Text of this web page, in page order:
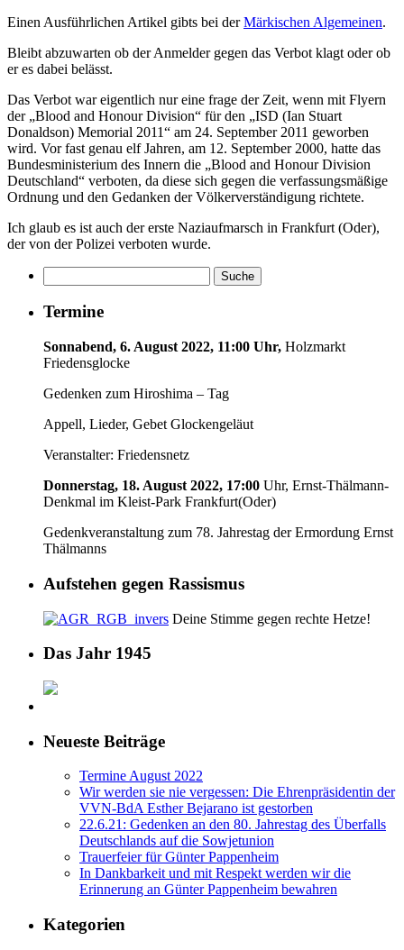
Einen Ausführlichen Artikel gibts bei derMärkischen Algemeinen.
Bleibt abzuwarten ob der Anmelder gegen das Verbot klagt oder ob
er es dabei belässt.
Das Verbot war eigentlich nur eine frage der Zeit, wenn mit Flyern
der „Blood and Honour Division“ für den „ISD (Ian Stuart
Donaldson) Memorial 2011“ am 24. September 2011 geworben
wird. Vor fast genau elf Jahren, am 12. September 2000, hatte das
Bundesministerium des Innern die „Blood and Honour Division
Deutschland“ verboten, da diese sich gegen die verfassungsmäßige
Ordnung und den Gedanken der Völkerverständigung richtete.
Ich glaub es ist auch der erste Naziaufmarsch in Frankfurt (Oder),
der von der Polizei verboten wurde.
Termine
Sonnabend, 6. August 2022, 11:00 Uhr, Holzmarkt
Friedensglocke
Gedenken zum Hiroshima – Tag
Appell, Lieder, Gebet Glockengeläut
Veranstalter: Friedensnetz
Donnerstag, 18. August 2022, 17:00 Uhr, Ernst-Thälmann-
Denkmal im Kleist-Park Frankfurt(Oder)
Gedenkveranstaltung zum 78. Jahrestag der Ermordung Ernst
Thälmanns
Aufstehen gegen Rassismus
Deine Stimme gegen rechte Hetze!
Das Jahr 1945
Neueste Beiträge
Termine August 2022
Wir werden sie nie vergessen: Die Ehrenpräsidentin der
VVN-BdA Esther Bejarano ist gestorben
22.6.21: Gedenken an den 80. Jahrestag des Überfalls
Deutschlands auf die Sowjetunion
Trauerfeier für Günter Pappenheim
In Dankbarkeit und mit Respekt werden wir die
Erinnerung an Günter Pappenheim bewahren
Kategorien